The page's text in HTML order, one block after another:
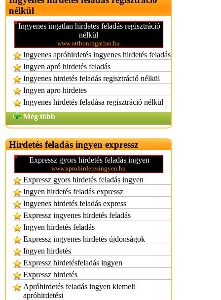
nélkül
Ingyenes ingatlan hirdetés feladás regisztráció
nélkül
www.otthoningatlan.hu
Ingyenes apróhirdetés ingyenes hirdetés feladás
Ingyen apró hirdetés feladás
Ingyenes hirdetés feladás regisztráció nélkül
Ingyen apro hirdetes
Ingyenes hirdetés feladása regisztráció nélkül
Még több
Hirdetés feladás ingyen expressz
Expressz gyors hirdetés feladás ingyen
www.aprohirdetesingyen.hu
Expressz gyors hirdetés feladás ingyen
Ingyen hirdetés feladás expressz
Ingyenes hirdetés feladás express
Expressz ingyenes hirdetés feladás
Ingyen hirdetés feladás
Expressz ingyenes hirdetés újdonságok
Ingyen hirdetés
Expressz hirdetésfeladás ingyen
Expressz hirdetés
Apróhirdetés feladás ingyen kiemelt
apróhirdetési